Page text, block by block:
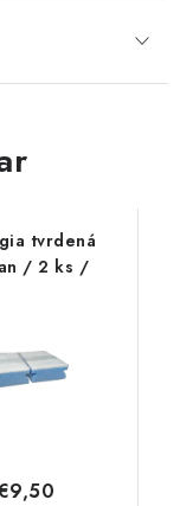
tvrdená
Ocean / 2 ks /